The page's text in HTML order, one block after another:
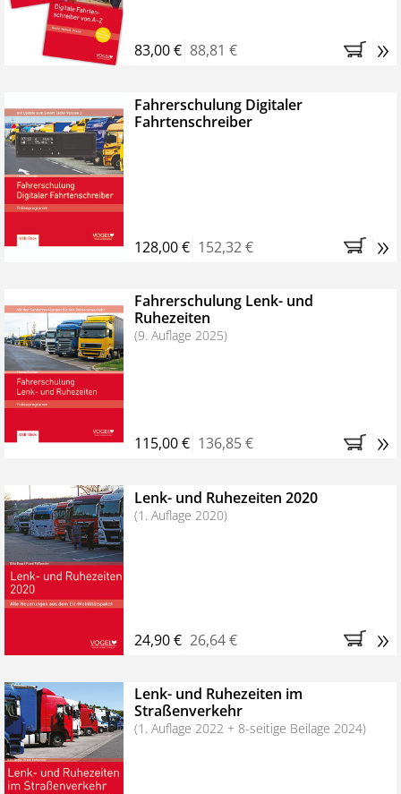
83,00 € 88,81 € »
Fahrerschulung Digitaler
Fahrtenschreiber
128,00 € 152,32 € »
Fahrerschulung Lenk- und
Ruhezeiten
(9. Auflage 2025)
115,00 € 136,85 € »
Lenk- und Ruhezeiten 2020
(1. Auflage 2020)
24,90 € 26,64 € »
Lenk- und Ruhezeiten im
Straßenverkehr
(1. Auflage 2022 + 8-seitige Beilage 2024)